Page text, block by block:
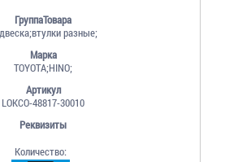
ГруппаТовара
разные;
Марка
TOYOTA;HINO;
Артикул
LOKCO-48817-30010
Реквизиты
Количество: